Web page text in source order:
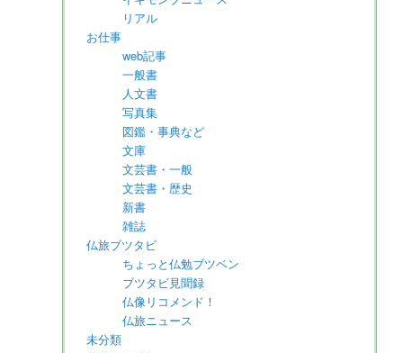
リアル
お仕事
web記事
一般書
人文書
写真集
図鑑・事典など
文庫
文芸書・一般
文芸書・歴史
新書
雑誌
仏旅ブツタビ
ちょっと仏勉ブツベン
ブツタビ見聞録
仏像リコメンド！
仏旅ニュース
未分類